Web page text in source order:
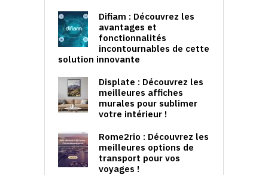
Difiam : Découvrez les
avantages et
fonctionnalités
incontournables de cette
solution innovante
Displate : Découvrez les
meilleures affiches
murales pour sublimer
votre intérieur !
Rome2rio : Découvrez les
meilleures options de
transport pour vos
voyages !